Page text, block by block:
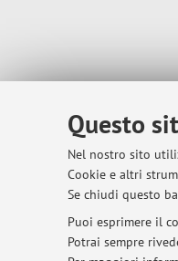
Questo
Nel nostro sito
Cookie e altri
Se chiudi questo
Puoi esprimere il
Potrai sempre